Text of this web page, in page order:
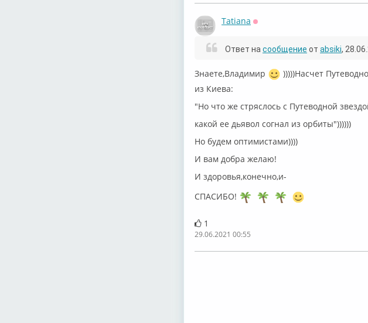
Tatiana
Ответ на сообщение от absiki,
Знаете,Владимир
)))))Насчет
из Киева:
"Но что же стряслось с Путеводной
какой ее дьявол согнал из орбиты"))))))
Но будем оптимистами))))
И вам добра желаю!
И здоровья,конечно,и-
СПАСИБО!
1
29.06.2021 00:55